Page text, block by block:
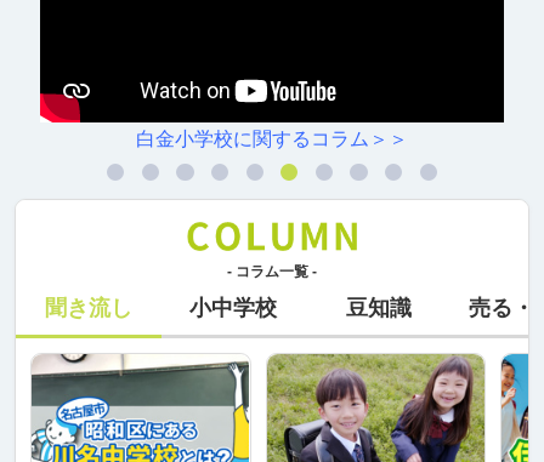
白金小学校に関するコラム＞＞
- コラム一覧 -
聞き流し 小中学校 豆知識 売る・